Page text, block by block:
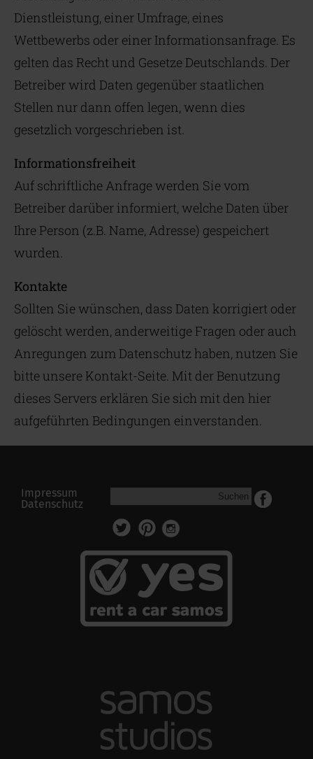
Dienstleistung, einer Umfrage, eines
Wettbewerbs oder einer Informationsanfrage. Es
gelten das Recht und Gesetze Deutschlands. Der
Betreiber wird Daten gegenüber staatlichen
Stellen nur dann offen legen, wenn dies
gesetzlich vorgeschrieben ist.
Informationsfreiheit
Auf schriftliche Anfrage werden Sie vom
Betreiber darüber informiert, welche Daten über
Ihre Person (z.B. Name, Adresse) gespeichert
wurden.
Kontakte
Sollten Sie wünschen, dass Daten korrigiert oder
gelöscht werden, anderweitige Fragen oder auch
Anregungen zum Datenschutz haben, nutzen Sie
bitte unsere Kontakt-Seite. Mit der Benutzung
dieses Servers erklären Sie sich mit den hier
aufgeführten Bedingungen einverstanden.
Impressum
Datenschutz
Suchen